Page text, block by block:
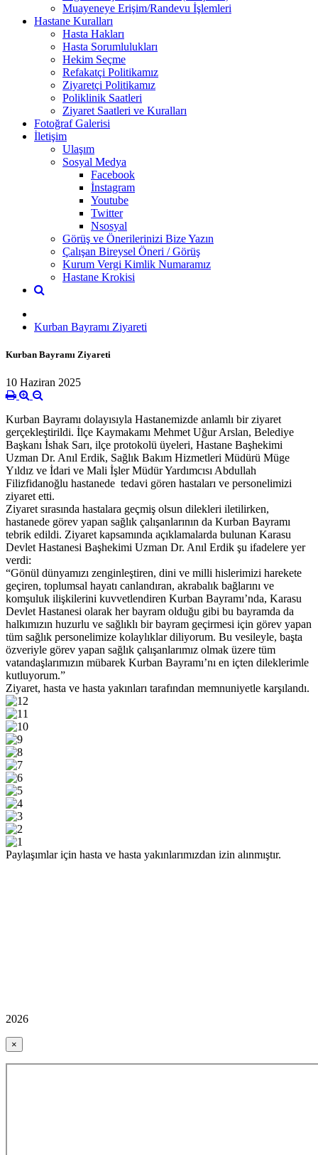
Muayeneye Erişim/Randevu İşlemleri
Hastane Kuralları
Hasta Hakları
Hasta Sorumlulukları
Hekim Seçme
Refakatçi Politikamız
Ziyaretçi Politikamız
Poliklinik Saatleri
Ziyaret Saatleri ve Kuralları
Fotoğraf Galerisi
İletişim
Ulaşım
Sosyal Medya
Facebook
İnstagram
Youtube
Twitter
Nsosyal
Görüş ve Önerilerinizi Bize Yazın
Çalışan Bireysel Öneri / Görüş
Kurum Vergi Kimlik Numaramız
Hastane Krokisi
Kurban Bayramı Ziyareti
Kurban Bayramı Ziyareti
10 Haziran 2025
Kurban Bayramı dolayısıyla Hastanemizde anlamlı bir ziyaret
gerçekleştirildi. İlçe Kaymakamı Mehmet Uğur Arslan, Belediye
Başkanı İshak Sarı, ilçe protokolü üyeleri, Hastane Başhekimi
Uzman Dr. Anıl Erdik, Sağlık Bakım Hizmetleri Müdürü Müge
Yıldız ve İdari ve Mali İşler Müdür Yardımcısı Abdullah
Filizfidanoğlu hastanede tedavi gören hastaları ve personelimizi
ziyaret etti.
Ziyaret sırasında hastalara geçmiş olsun dilekleri iletilirken,
hastanede görev yapan sağlık çalışanlarının da Kurban Bayramı
tebrik edildi. Ziyaret kapsamında açıklamalarda bulunan Karasu
Devlet Hastanesi Başhekimi Uzman Dr. Anıl Erdik şu ifadelere yer
verdi:
“Gönül dünyamızı zenginleştiren, dini ve milli hislerimizi harekete
geçiren, toplumsal hayatı canlandıran, akrabalık bağlarını ve
komşuluk ilişkilerini kuvvetlendiren Kurban Bayramı’nda, Karasu
Devlet Hastanesi olarak her bayram olduğu gibi bu bayramda da
halkımızın huzurlu ve sağlıklı bir bayram geçirmesi için görev yapan
tüm sağlık personelimize kolaylıklar diliyorum. Bu vesileyle, başta
özveriyle görev yapan sağlık çalışanlarımız olmak üzere tüm
vatandaşlarımızın mübarek Kurban Bayramı’nı en içten dileklerimle
kutluyorum.”
Ziyaret, hasta ve hasta yakınları tarafından memnuniyetle karşılandı.
Paylaşımlar için hasta ve hasta yakınlarımızdan izin alınmıştır.
2026
×